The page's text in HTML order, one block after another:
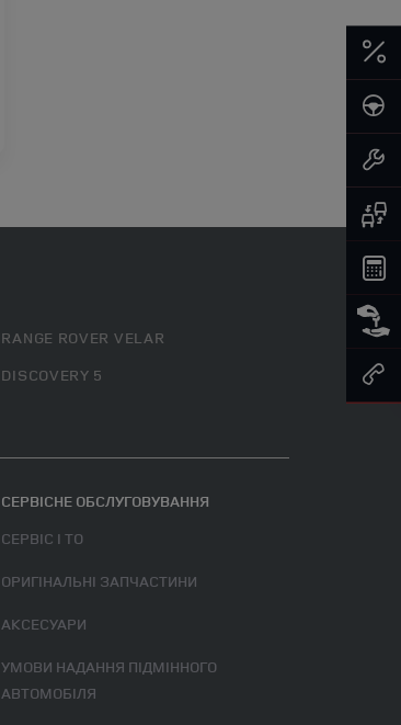
RANGE ROVER VELAR
DISCOVERY 5
СЕРВІСНЕ ОБСЛУГОВУВАННЯ
СЕРВІС І ТО
ОРИГІНАЛЬНІ ЗАПЧАСТИНИ
АКСЕСУАРИ
УМОВИ НАДАННЯ ПІДМІННОГО
АВТОМОБІЛЯ